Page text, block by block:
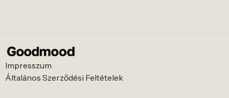
Impresszum
Általános Szerződési Feltételek